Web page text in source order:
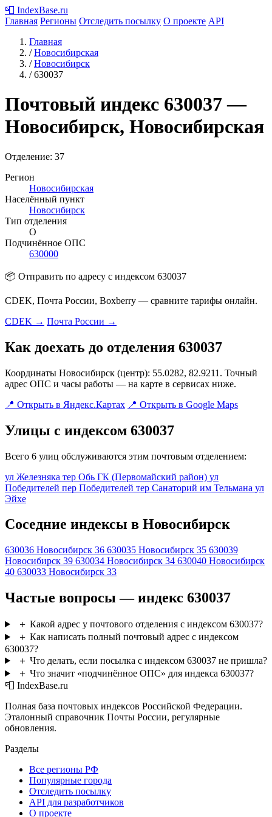
📮 IndexBase.ru
Главная Регионы Отследить посылку О проекте API
Главная
/ Новосибирская
/ Новосибирск
/ 630037
Почтовый индекс 630037 —
Новосибирск, Новосибирская
Отделение: 37
Регион
Новосибирская
Населённый пункт
Новосибирск
Тип отделения
О
Подчинённое ОПС
630000
📦 Отправить по адресу с индексом 630037
CDEK, Почта России, Boxberry — сравните тарифы онлайн.
CDEK → Почта России →
Как доехать до отделения 630037
Координаты Новосибирск (центр): 55.0282, 82.9211. Точный
адрес ОПС и часы работы — на карте в сервисах ниже.
📍 Открыть в Яндекс.Картах 📍 Открыть в Google Maps
Улицы с индексом 630037
Всего 6 улиц обслуживаются этим почтовым отделением:
ул Железняка тер Обь ГК (Первомайский район) ул
Победителей пер Победителей тер Санаторий им Тельмана ул
Эйхе
Соседние индексы в Новосибирск
630036 Новосибирск 36 630035 Новосибирск 35 630039
Новосибирск 39 630034 Новосибирск 34 630040 Новосибирск
40 630033 Новосибирск 33
Частые вопросы — индекс 630037
＋ Какой адрес у почтового отделения с индексом 630037?
＋ Как написать полный почтовый адрес с индексом
630037?
＋ Что делать, если посылка с индексом 630037 не пришла?
＋ Что значит «подчинённое ОПС» для индекса 630037?
📮 IndexBase.ru
Полная база почтовых индексов Российской Федерации.
Эталонный справочник Почты России, регулярные
обновления.
Разделы
Все регионы РФ
Популярные города
Отследить посылку
API для разработчиков
О проекте